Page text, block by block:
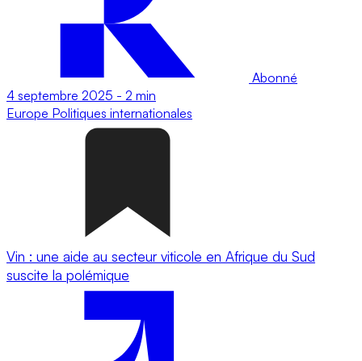
Abonné
4 septembre 2025 - 2 min
Europe Politiques internationales
Vin : une aide au secteur viticole en Afrique du Sud
suscite la polémique